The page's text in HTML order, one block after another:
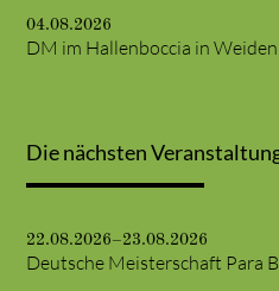
04.08.2026
DM im Hallenboccia in Weiden
Die nächsten
22.08.2026–23.08.2026
Deutsche Meisterschaft Para